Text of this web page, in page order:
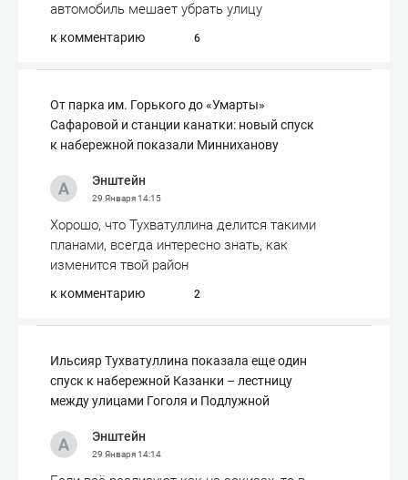
автомобиль мешает убрать улицу
к комментарию 6
От парка им. Горького до «Умарты»
Сафаровой и станции канатки: новый спуск
к набережной показали Минниханову
Энштейн
29 Января14:15
Хорошо, что Тухватуллина делится такими
планами, всегда интересно знать, как
изменится твой район
к комментарию 2
Ильсияр Тухватуллина показала еще один
спуск к набережной Казанки – лестницу
между улицами Гоголя и Подлужной
Энштейн
29 Января14:14